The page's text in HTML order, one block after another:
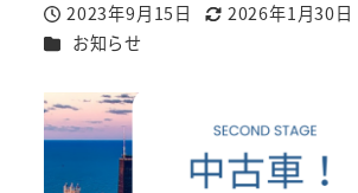
投稿日
2023年9月15日
更新日
2026年1月30日
カテゴリー
お知らせ